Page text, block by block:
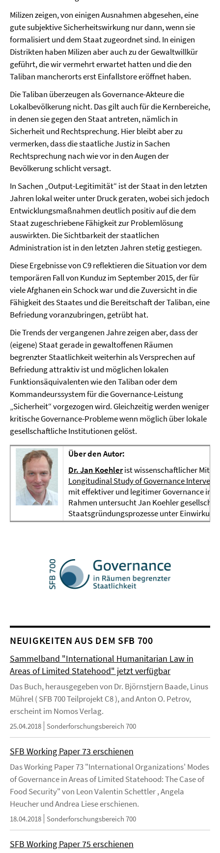
Milizen zeigen, von einigen Ausnahmen abgesehen, eine
gute subjektive Sicherheitswirkung nur dann, wenn sie
formalisiert und dem Staat zugeordnet sind. In einigen
Distrikten haben Milizen aber auch zu der Gewaltwillkür
geführt, die wir vermehrt erwartet hatten und die den
Taliban mancherorts erst Einfallstore eröffnet haben.
Die Taliban überzeugen als Governance-Akteure die
Lokalbevölkerung nicht. Das gilt auch für die Kernbereiche,
in denen sie gegen den Staat antreten, nämlich in
Sicherheit und Rechtsprechung. Hier bleibt aber zu
vermerken, dass die staatliche Justiz in Sachen
Rechtsprechung nach wie vor in den Augen der
Bevölkerung schlicht versagt.
In Sachen „Output-Legitimität“ ist der Staat in den letzten
Jahren lokal weiter unter Druck geraten, wobei sich jedoch
Entwicklungsmaßnahmen deutlich positiv auf die dem
Staat zugeschriebene Fähigkeit zur Problemlösung
auswirkten. Die Sichtbarkeit der staatlichen
Administration ist in den letzten Jahren stetig gestiegen.
Diese Ergebnisse von C9 reflektieren die Situation vor dem
temporären Fall von Kunduz im September 2015, der für
viele Afghanen ein Schock war und die Zuversicht in die
Fähigkeit des Staates und die Bereitschaft der Taliban, eine
Befriedung voranzubringen, getrübt hat.
Die Trends der vergangenen Jahre zeigen aber, dass der
(eigene) Staat gerade in gewaltoffenen Räumen
begrenzter Staatlichkeit weiterhin als Versprechen auf
Befriedung attraktiv ist und möglichen lokalen
Funktionsäquivalenten wie den Taliban oder dem
Kommandeurssystem für die Governance-Leistung
„Sicherheit“ vorgezogen wird. Gleichzeitig werden weniger
kritische Governance-Probleme wenn möglich über lokale
gesellschaftliche Institutionen gelöst.
Über den Autor:
Dr. Jan Koehlerist wissenschaftlicher
Longitudinal Study of Governance
mit effektiver und legitimer Governance im
Rahmen untersucht Jan Koehler
Staatsgründungsprozesse unter
NEUIGKEITEN AUS DEM SFB 700
Sammelband "International Humanitarian Law in
Areas of Limited Statehood" jetzt verfügbar
Das Buch, herausgegeben von Dr. Björnstjern Baade, Linus
Mührel ( SFB 700 Teilprojekt C8 ), and Anton O. Petrov,
erscheint im Nomos Verlag.
25.04.2018 Sonderforschungsbereich 700
SFB Working Paper 73 erschienen
Das Working Paper 73 "International Organizations' Modes
of Governance in Areas of Limited Statehood: The Case of
Food Security" von Leon Valentin Schettler , Angela
Heucher und Andrea Liese erschienen.
18.04.2018 Sonderforschungsbereich 700
SFB Working Paper 75 erschienen